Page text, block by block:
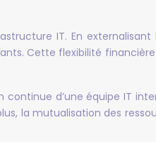
IT. En
Cette flexibilité
d’une équipe IT
la mutualisation des